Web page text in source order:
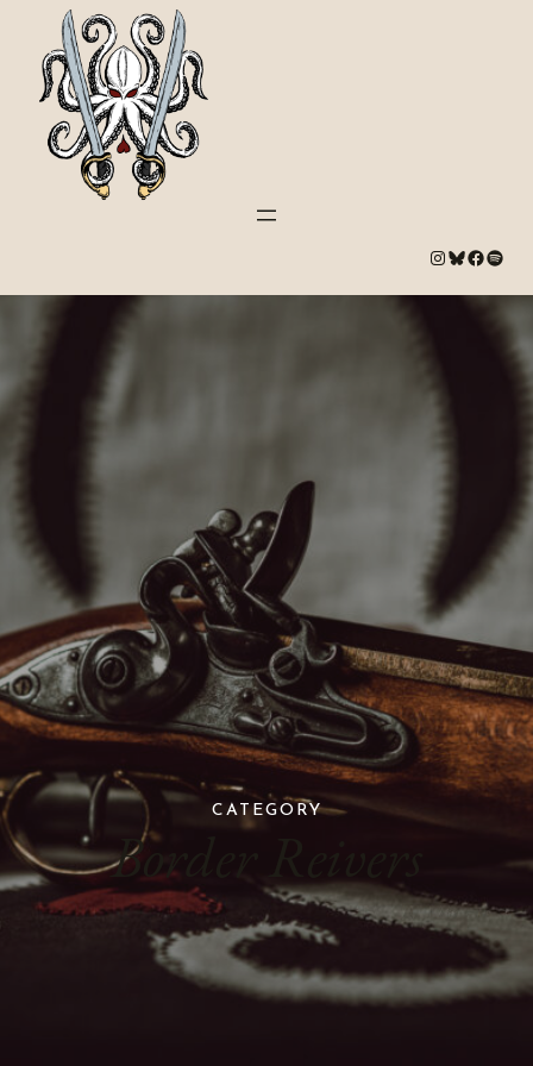
# Bluesky # Spotify
CATEGORY
Border Reivers